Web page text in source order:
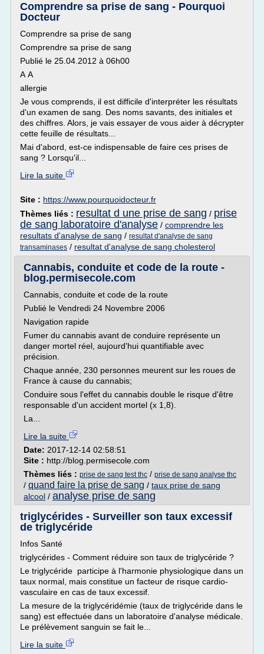
Comprendre sa prise de sang - Pourquoi
Docteur
Comprendre sa prise de sang
Comprendre sa prise de sang
Publié le 25.04.2012 à 06h00
A A
allergie
Je vous comprends, il est difficile d'interpréter les résultats
d'un examen de sang. Des noms savants, des initiales et
des chiffres. Alors, je vais essayer de vous aider à décrypter
cette feuille de résultats...
Mai d'abord, est-ce indispensable de faire ces prises de
sang ? Lorsqu'il...
Lire la suite
Site : https://www.pourquoidocteur.fr
Thèmes liés : resultat d une prise de sang / prise
de sang laboratoire d'analyse / comprendre les
resultats d'analyse de sang / resultat d'analyse de sang
transaminases / resultat d'analyse de sang cholesterol
Cannabis, conduite et code de la route -
blog.permisecole.com
Cannabis, conduite et code de la route
Publié le Vendredi 24 Novembre 2006
Navigation rapide
Fumer du cannabis avant de conduire représente un
danger mortel réel, aujourd'hui quantifiable avec
précision.
Chaque année, 230 personnes meurent sur les roues de
France à cause du cannabis;
Conduire sous l'effet du cannabis double le risque d'être
responsable d'un accident mortel (x 1,8).
La...
Lire la suite
Date: 2017-12-14 02:58:51
Site : http://blog.permisecole.com
Thèmes liés : prise de sang test thc / prise de sang analyse thc
/ quand faire la prise de sang / taux prise de sang
alcool / analyse prise de sang
triglycérides - Surveiller son taux excessif
de triglycéride
Infos Santé
triglycérides - Comment réduire son taux de triglycéride ?
Le triglycéride participe à l'harmonie physiologique dans un
taux normal, mais constitue un facteur de risque cardio-
vasculaire en cas de taux excessif.
La mesure de la triglycéridémie (taux de triglycéride dans le
sang) est effectuée dans un laboratoire d'analyse médicale.
Le prélèvement sanguin se fait le...
Lire la suite